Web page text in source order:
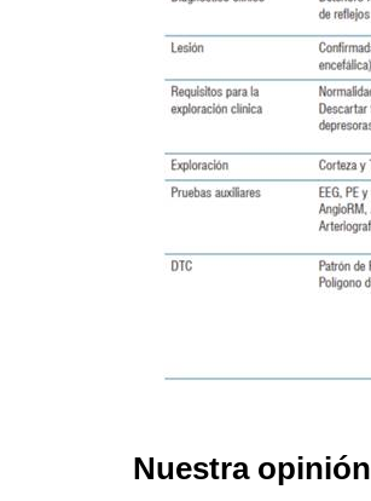
Nuestra opinión